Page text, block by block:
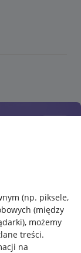
(np. piksele,
(między
, możemy
treści.
na